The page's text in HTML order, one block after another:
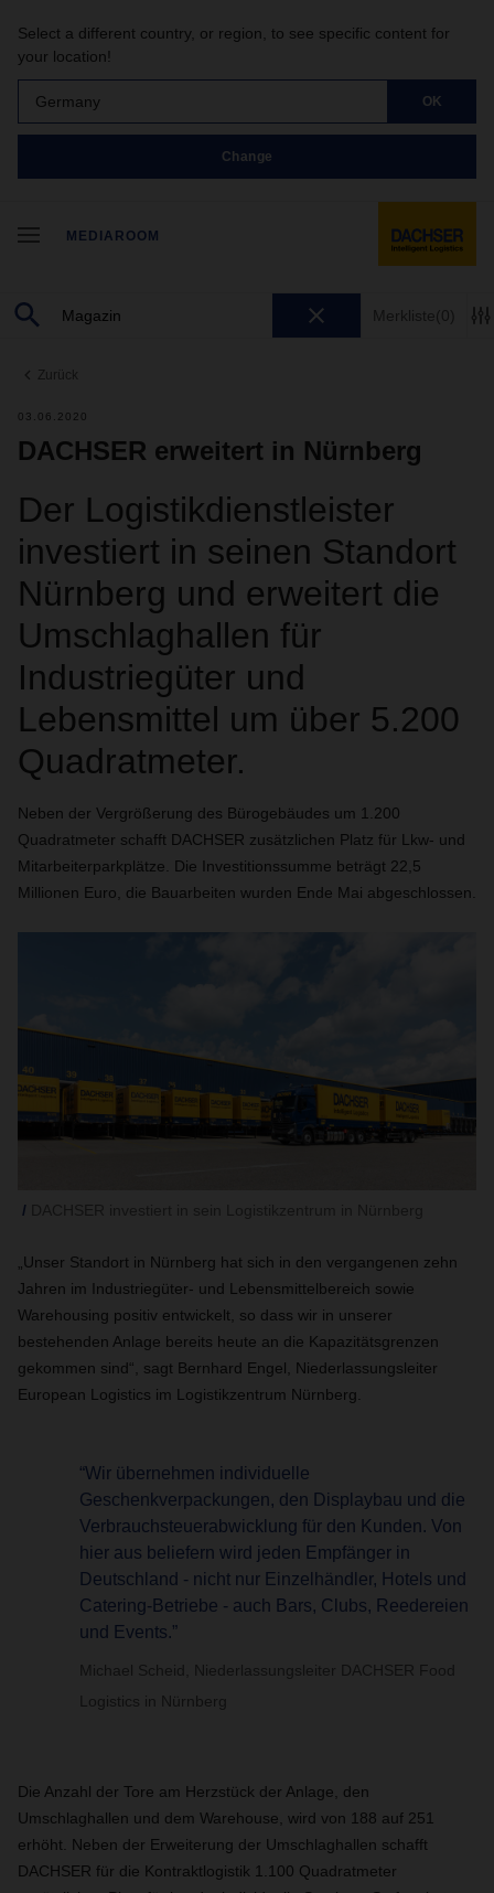
Select a different country, or region, to see specific content for
your location!
Germany OK
Change
MEDIAROOM
Merkliste(0)
Zurück
03.06.2020
DACHSER erweitert in Nürnberg
Der Logistikdienstleister
investiert in seinen Standort
Nürnberg und erweitert die
Umschlaghallen für
Industriegüter und
Lebensmittel um über 5.200
Quadratmeter.
Neben der Vergrößerung des Bürogebäudes um 1.200
Quadratmeter schafft DACHSER zusätzlichen Platz für Lkw- und
Mitarbeiterparkplätze. Die Investitionssumme beträgt 22,5
Millionen Euro, die Bauarbeiten wurden Ende Mai abgeschlossen.
„Unser Standort in Nürnberg hat sich in den vergangenen zehn
Jahren im Industriegüter- und Lebensmittelbereich sowie
Warehousing positiv entwickelt, so dass wir in unserer
bestehenden Anlage bereits heute an die Kapazitätsgrenzen
gekommen sind“, sagt Bernhard Engel, Niederlassungsleiter
European Logistics im Logistikzentrum Nürnberg.
“Wir übernehmen individuelle
Geschenkverpackungen, den Displaybau und die
Verbrauchsteuerabwicklung für den Kunden. Von
hier aus beliefern wird jeden Empfänger in
Deutschland - nicht nur Einzelhändler, Hotels und
Catering-Betriebe - auch Bars, Clubs, Reedereien
und Events.”
Michael Scheid, Niederlassungsleiter DACHSER Food
Logistics in Nürnberg
Die Anzahl der Tore am Herzstück der Anlage, den
Umschlaghallen und dem Warehouse, wird von 188 auf 251
erhöht. Neben der Erweiterung der Umschlaghallen schafft
DACHSER für die Kontraktlogistik 1.100 Quadratmeter